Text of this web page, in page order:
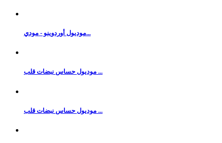
موديول أوردوينو - مودي...
موديول حساس نبضات قلب ...
موديول حساس نبضات قلب ...